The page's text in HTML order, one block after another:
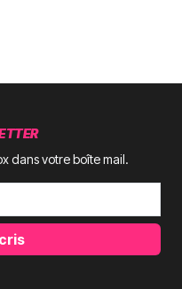
dans votre boîte mail.